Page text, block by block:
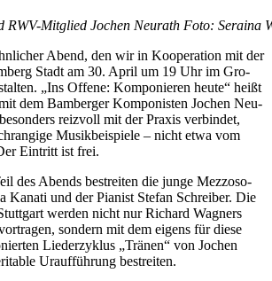
RWV-Mit­glied Jo­chen Neu­r­a­th Foto: Se­rai­na
Abend, den wir in Ko­ope­ra­ti­on mit der
Stadt am 30. April um 19 Uhr im Gro­
„Ins Of­fe­ne: Kom­po­nie­ren heu­te“ heißt
dem Bam­ber­ger Kom­po­nis­ten Jo­chen Neu­
reiz­voll mit der Pra­xis ver­bin­det,
Mu­sik­bei­spie­le – nicht etwa vom
Ein­tritt ist frei.
des Abends be­strei­ten die jun­ge Mez­zo­so­
Ka­na­ti und der Pia­nist Ste­fan Schrei­ber. Die
wer­den nicht nur Ri­chard Wag­ners
son­dern mit dem ei­gens für die­se
Lie­der­zy­klus „Trä­nen“ von Jo­chen
Ur­auf­füh­rung bestreiten.